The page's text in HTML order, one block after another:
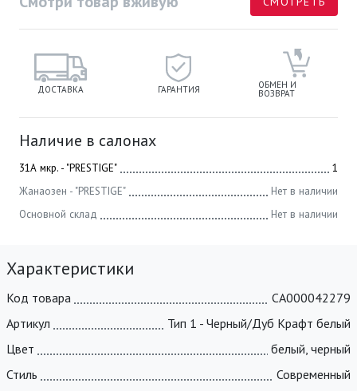
ДОСТАВКА ГАРАНТИЯ ОБМЕН И
ВОЗВРАТ
Наличие в салонах
31А мкр. - "PRESTIGE"
1
Жанаозен - "PRESTIGE"
Нет в наличии
Основной склад
Нет в наличии
Характеристики
Код товара
СА000042279
Артикул
Тип 1 - Черный/Дуб Крафт белый
Цвет
белый, черный
Стиль
Современный